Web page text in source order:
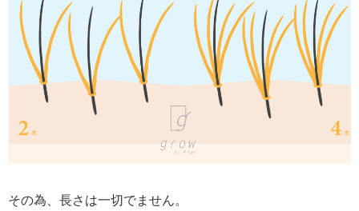
その為、長さは一切でません。